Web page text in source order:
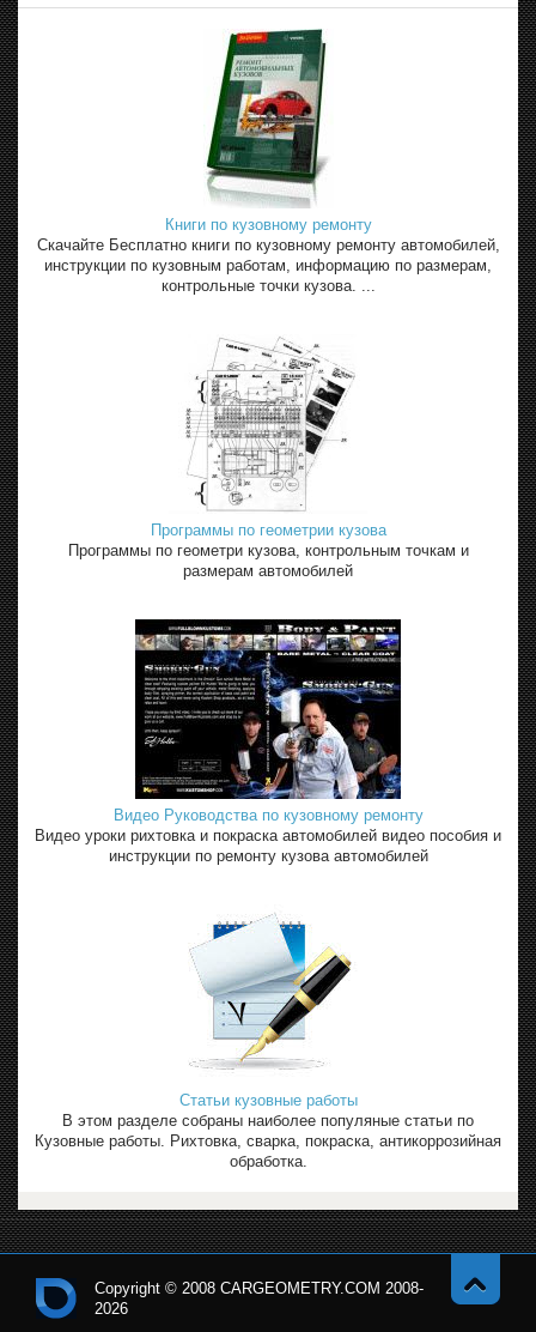
Книги по кузовному ремонту
Скачайте Бесплатно книги по кузовному ремонту автомобилей,
инструкции по кузовным работам, информацию по размерам,
контрольные точки кузова. ...
Программы по геометрии кузова
Программы по геометри кузова, контрольным точкам и
размерам автомобилей
Видео Руководства по кузовному ремонту
Видео уроки рихтовка и покраска автомобилей видео пособия и
инструкции по ремонту кузова автомобилей
Статьи кузовные работы
В этом разделе собраны наиболее популяные статьи по
Кузовные работы. Рихтовка, сварка, покраска, антикоррозийная
обработка.
Copyright © 2008 CARGEOMETRY.COM 2008-
2026